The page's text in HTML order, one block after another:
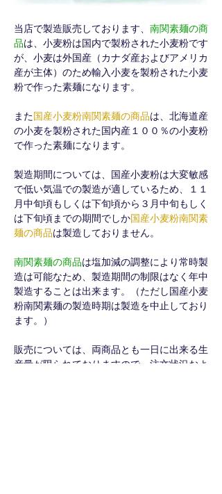
当店で製造販売しております、 南関素麺の商
品は、小麦粉は国内で製粉された小麦粉です
が、小麦は外国産（カナダ産およびアメリカ
産が主体）のため輸入小麦を製粉された小麦
粉で作った素麺になります。
また国産小麦粉南関素麺の商品は、北海道産
の小麦を製粉された国内産１００％の小麦粉
で作った素麺になります。
製造期間については、国産小麦粉は大変敏感
で低い気温での製造が適しているため、１１
月中旬頃もしくは下旬頃から３月中旬もしく
は下旬頃までの期間でしか国産小麦粉南関素
麺の商品は製造しておりません。
南関素麺の商品は塩加減の調整により常時製
造は可能なため、製造期間の制限はなく年中
製造することは出来ます。（ただし国産小麦
粉南関素麺の製造時期は製造を中止しており
ます。）
販売については、両商品とも一日に出来る生
産量が限られておりますので、注文状況およ